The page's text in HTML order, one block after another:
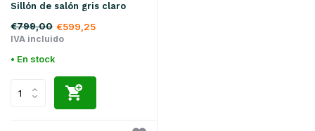
Sillón de salón gris claro
€799,00 €599,25
IVA incluido
• En stock